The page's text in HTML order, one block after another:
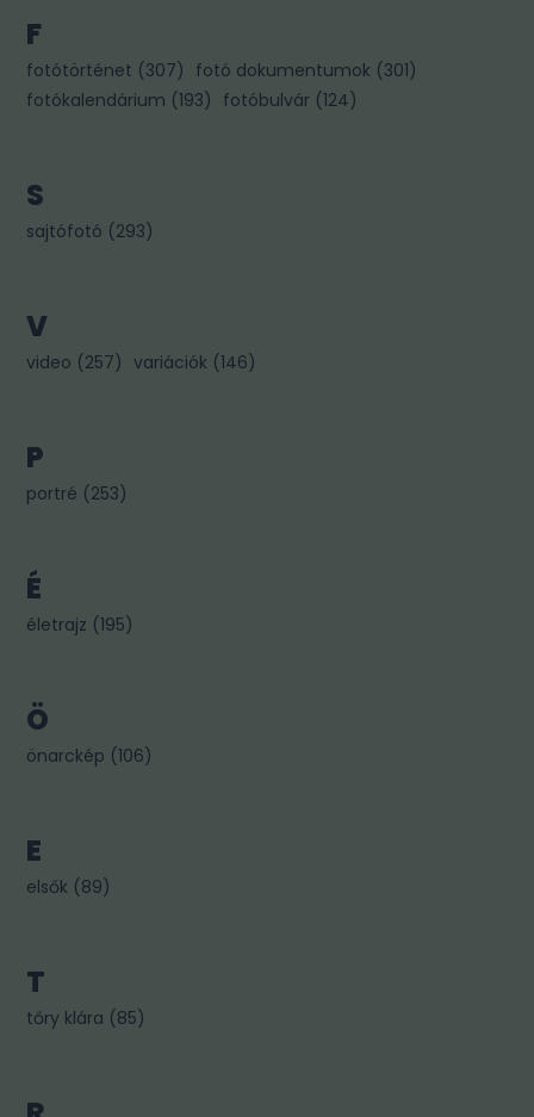
F
fotótörténet (307) fotó dokumentumok (301)
fotókalendárium (193) fotóbulvár (124)
S
sajtófotó (293)
V
video (257) variációk (146)
P
portré (253)
É
életrajz (195)
Ö
önarckép (106)
E
elsők (89)
T
tőry klára (85)